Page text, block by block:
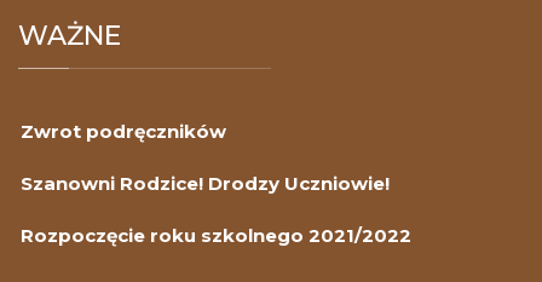
WAŻNE
Zwrot podręczników
Szanowni Rodzice! Drodzy Uczniowie!
Rozpoczęcie roku szkolnego 2021/2022